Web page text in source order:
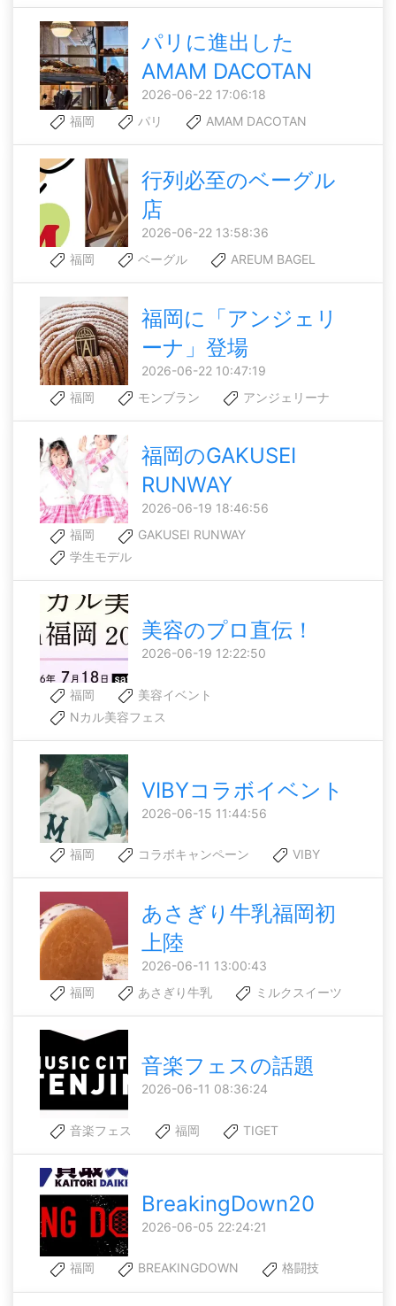
パリに進出した
AMAM DACOTAN
2026-06-22 17:06:18
福岡
パリ AMAM DACOTAN
行列必至のベーグル
店
2026-06-22 13:58:36
福岡
ベーグル AREUM BAGEL
福岡に「アンジェリ
ーナ」登場
2026-06-22 10:47:19
福岡
モンブラン アンジェリーナ
福岡のGAKUSEI
RUNWAY
2026-06-19 18:46:56
福岡
GAKUSEI RUNWAY
学生モデル
美容のプロ直伝！
2026-06-19 12:22:50
福岡
美容イベント
Nカル美容フェス
VIBYコラボイベント
2026-06-15 11:44:56
福岡 コラボキャンペーン VIBY
あさぎり牛乳福岡初
上陸
2026-06-11 13:00:43
福岡
あさぎり牛乳 ミルクスイーツ
音楽フェスの話題
2026-06-11 08:36:24
音楽フェス 福岡 TIGET
BreakingDown20
2026-06-05 22:24:21
福岡 BREAKINGDOWN 格闘技